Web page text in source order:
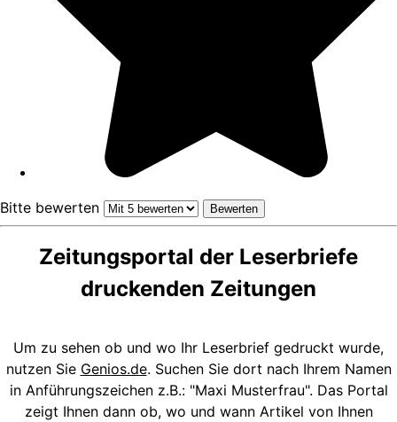
Bitte bewerten
Zeitungsportal der Leserbriefe
druckenden Zeitungen
Um zu sehen ob und wo Ihr Leserbrief gedruckt wurde,
nutzen Sie Genios.de. Suchen Sie dort nach Ihrem Namen
in Anführungszeichen z.B.: "Maxi Musterfrau". Das Portal
zeigt Ihnen dann ob, wo und wann Artikel von Ihnen